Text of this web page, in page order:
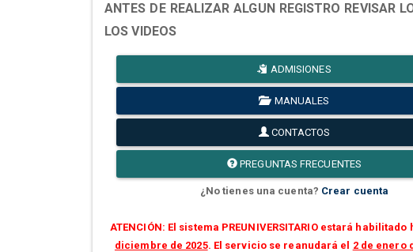
ANTES DE REALIZAR ALGUN REGISTRO REVISAR
LOS VIDEOS
ADMISIONES
MANUALES
CONTACTOS
PREGUNTAS FRECUENTES
¿No tienes una cuenta? Crear cuenta
ATENCIÓN: El sistema PREUNIVERSITARIO estará habilitado
diciembre de 2025. El servicio se reanudará el 2 de enero